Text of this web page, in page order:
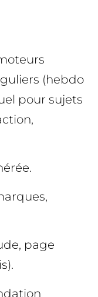
(hebdo
pour sujets
page